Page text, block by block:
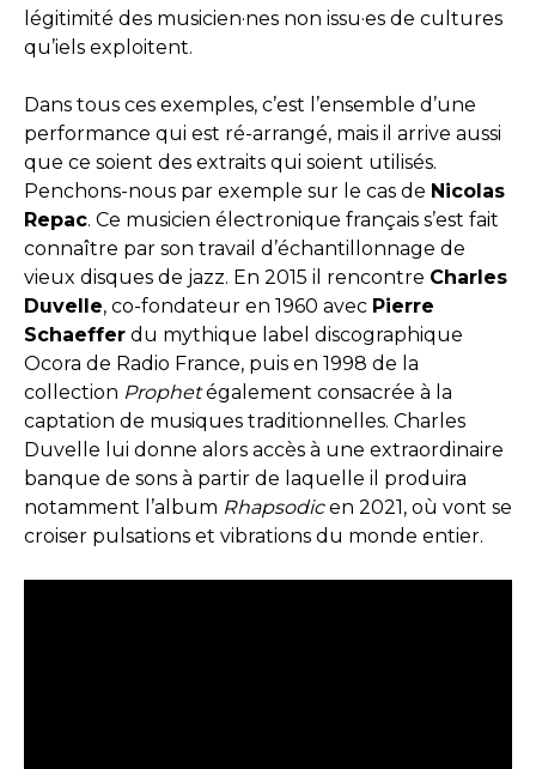
légitimité des musicien·nes non issu·es de cultures
qu’iels exploitent.
Dans tous ces exemples, c’est l’ensemble d’une
performance qui est ré-arrangé, mais il arrive aussi
que ce soient des extraits qui soient utilisés.
Penchons-nous par exemple sur le cas de Nicolas
Repac. Ce musicien électronique français s’est fait
connaître par son travail d’échantillonnage de
vieux disques de jazz. En 2015 il rencontre Charles
Duvelle, co-fondateur en 1960 avec Pierre
Schaeffer du mythique label discographique
Ocora de Radio France, puis en 1998 de la
collection Prophetégalement consacrée à la
captation de musiques traditionnelles. Charles
Duvelle lui donne alors accès à une extraordinaire
banque de sons à partir de laquelle il produira
notamment l’album Rhapsodicen 2021, où vont se
croiser pulsations et vibrations du monde entier.